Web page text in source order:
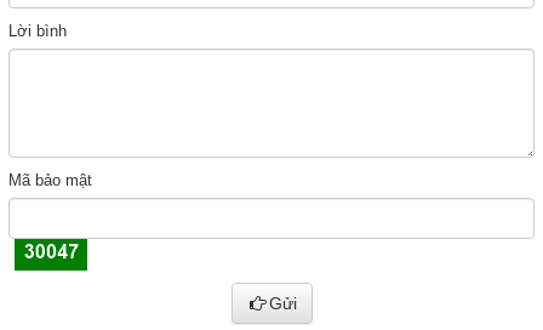
Lời bình
Mã bảo mật
Gửi